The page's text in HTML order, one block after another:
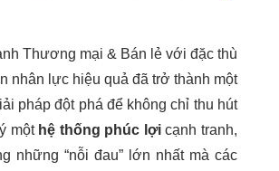
Thương mại & Bán lẻ với đặc thù
nhân lực hiệu quả đã trở thành một
pháp đột phá để không chỉ thu hút
một hệ thống phúc lợicạnh tranh,
những “nỗi đau” lớn nhất mà các